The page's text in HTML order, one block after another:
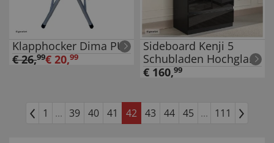
Klapphocker Dima PU
€26,99€ 20,99
Sideboard Kenji 5
Schubladen Hochglanz
Schwarz
€ 160,99
1 ... 39 40 41 42 43 44 45 ... 111